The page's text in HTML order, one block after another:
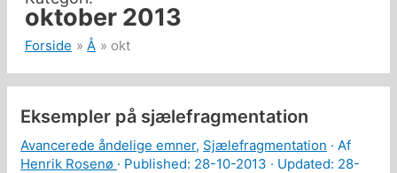
oktober 2013
Forside Å okt
Eksempler på sjælefragmentation
Avancerede åndelige emner, Sjælefragmentation · Af
Henrik Rosenø · Published: 28-10-2013 · Updated: 28-